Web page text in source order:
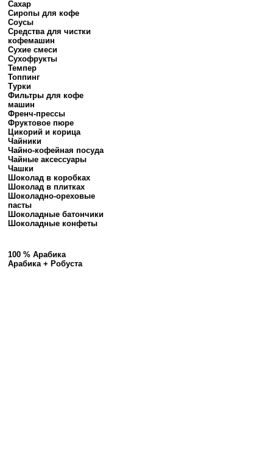
Сахар
Сиропы для кофе
Соусы
Средства для чистки
кофемашин
Сухие смеси
Сухофрукты
Темпер
Топпинг
Турки
Фильтры для кофе
машин
Френч-прессы
Фруктовое пюре
Цикорий и корица
Чайники
Чайно-кофейная посуда
Чайные аксессуары
Чашки
Шоколад в коробках
Шоколад в плитках
Шоколадно-ореховые
пасты
Шоколадные батончики
Шоколадные конфеты
100 % Арабика
Арабика + Робуста